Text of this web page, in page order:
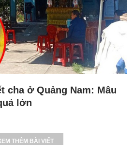
cha ở Quảng Nam: Mâu
lớn
THÊM BÀI VIẾT